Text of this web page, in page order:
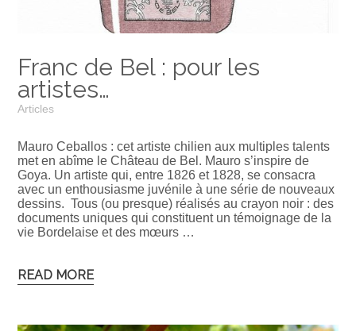
Franc de Bel : pour les
artistes…
Articles
Mauro Ceballos : cet artiste chilien aux multiples talents
met en abîme le Château de Bel. Mauro s’inspire de
Goya. Un artiste qui, entre 1826 et 1828, se consacra
avec un enthousiasme juvénile à une série de nouveaux
dessins. Tous (ou presque) réalisés au crayon noir : des
documents uniques qui constituent un témoignage de la
vie Bordelaise et des mœurs …
READ MORE